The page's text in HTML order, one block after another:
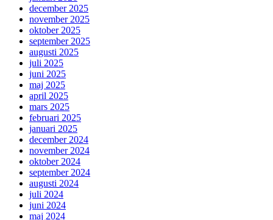
december 2025
november 2025
oktober 2025
september 2025
augusti 2025
juli 2025
juni 2025
maj 2025
april 2025
mars 2025
februari 2025
januari 2025
december 2024
november 2024
oktober 2024
september 2024
augusti 2024
juli 2024
juni 2024
maj 2024